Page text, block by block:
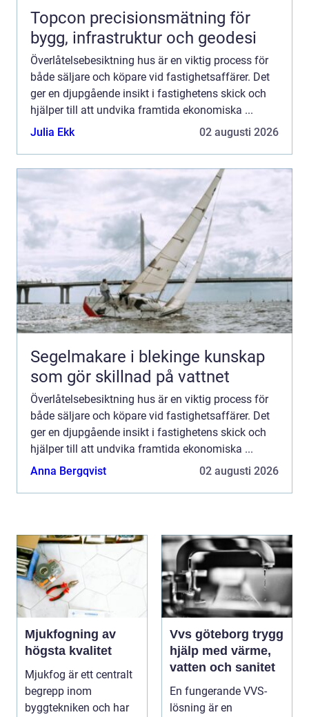
Topcon precisionsmätning för
bygg, infrastruktur och geodesi
Överlåtelsebesiktning hus är en viktig process för
både säljare och köpare vid fastighetsaffärer. Det
ger en djupgående insikt i fastighetens skick och
hjälper till att undvika framtida ekonomiska ...
Julia Ekk
02 augusti 2026
Segelmakare i blekinge kunskap
som gör skillnad på vattnet
Överlåtelsebesiktning hus är en viktig process för
både säljare och köpare vid fastighetsaffärer. Det
ger en djupgående insikt i fastighetens skick och
hjälper till att undvika framtida ekonomiska ...
Anna Bergqvist
02 augusti 2026
Mjukfogning av
högsta kvalitet
Mjukfog är ett centralt
begrepp inom
byggtekniken och har
Vvs göteborg trygg
hjälp med värme,
vatten och sanitet
En fungerande VVS-
lösning är en